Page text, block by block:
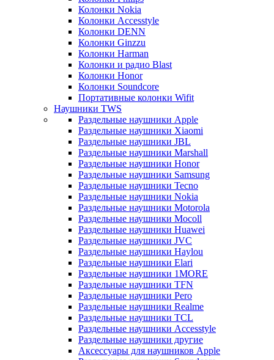
Колонки Nokia
Колонки Accesstyle
Колонки DENN
Колонки Ginzzu
Колонки Harman
Колонки и радио Blast
Колонки Honor
Колонки Soundcore
Портативные колонки Wifit
Наушники TWS
Раздельные наушники Apple
Раздельные наушники Xiaomi
Раздельные наушники JBL
Раздельные наушники Marshall
Раздельные наушники Honor
Раздельные наушники Samsung
Раздельные наушники Tecno
Раздельные наушники Nokia
Раздельные наушники Motorola
Раздельные наушники Mocoll
Раздельные наушники Huawei
Раздельные наушники JVC
Раздельные наушники Haylou
Раздельные наушники Elari
Раздельные наушники 1MORE
Раздельные наушники TFN
Раздельные наушники Pero
Раздельные наушники Realme
Раздельные наушники TCL
Раздельные наушники Accesstyle
Раздельные наушники другие
Аксессуары для наушников Apple